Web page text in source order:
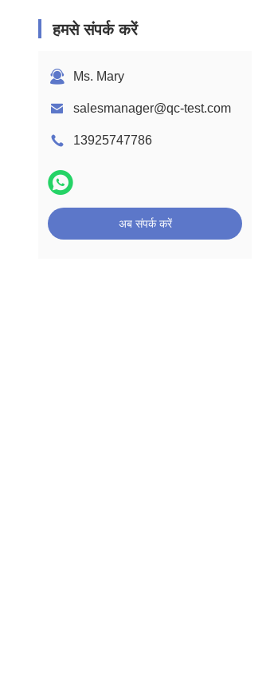
दहनशीलता परीक्षण उपकरण
हमसे संपर्क करें
Ms. Mary
salesmanager@qc-test.com
13925747786
अब संपर्क करें